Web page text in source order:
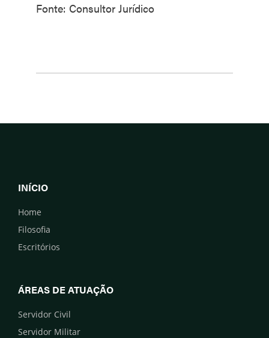
Fonte: Consultor Jurídico
INÍCIO
Home
Filosofia
Escritórios
ÁREAS DE ATUAÇÃO
Servidor Civil
Servidor Militar